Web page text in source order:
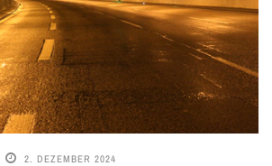
2. DEZEMBER 2024